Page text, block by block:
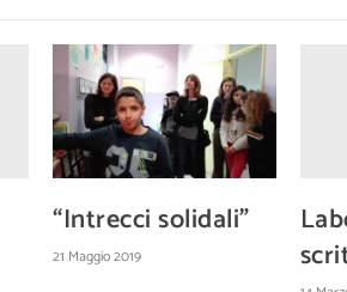
“Intrecci solidali”
21 Maggio 2019